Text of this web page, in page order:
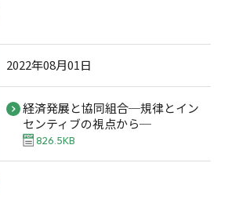
2022年08月01日
経済発展と協同組合─規律とイン
センティブの視点から─
826.5KB